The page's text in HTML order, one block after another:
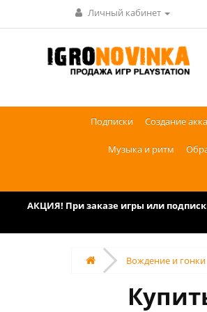
Личный кабинет
Подписки
Создание
Музыка и ритм
АКЦИЯ! При заказе игры или
Вождение и гонки